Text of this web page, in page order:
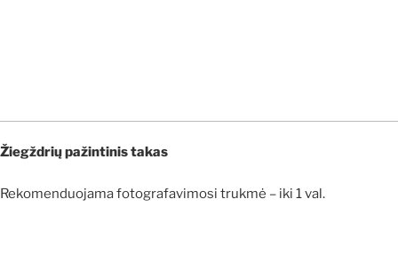
Žiegždrių pažintinis takas
Rekomenduojama fotografavimosi trukmė – iki 1 val.